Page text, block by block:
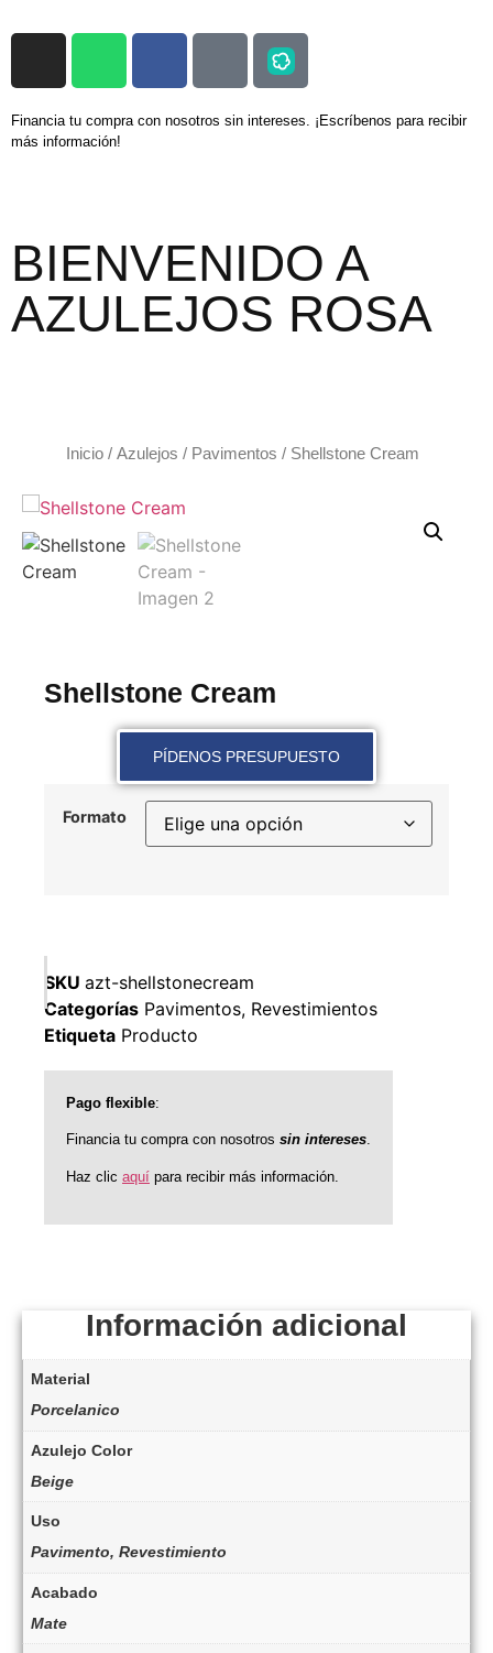
Financia tu compra con nosotros sin intereses. ¡Escríbenos para recibir
más información!
BIENVENIDO A
AZULEJOS ROSA
Inicio / Azulejos / Pavimentos / Shellstone Cream
Shellstone Cream
PÍDENOS PRESUPUESTO
Formato
SKU azt-shellstonecream
Categorías Pavimentos, Revestimientos
Etiqueta Producto
Pago flexible:
Financia tu compra con nosotros sin intereses.
Haz clic aquí para recibir más información.
Información adicional
Material
Porcelanico
Azulejo Color
Beige
Uso
Pavimento, Revestimiento
Acabado
Mate